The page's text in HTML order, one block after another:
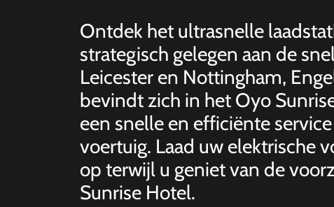
Ontdek het ultrasnelle
strategisch gelegen aan de
Leicester en Nottingham,
bevindt zich in het Oyo
een snelle en efficiënte
voertuig. Laad uw elektrische
op terwijl u geniet van de
Sunrise Hotel.